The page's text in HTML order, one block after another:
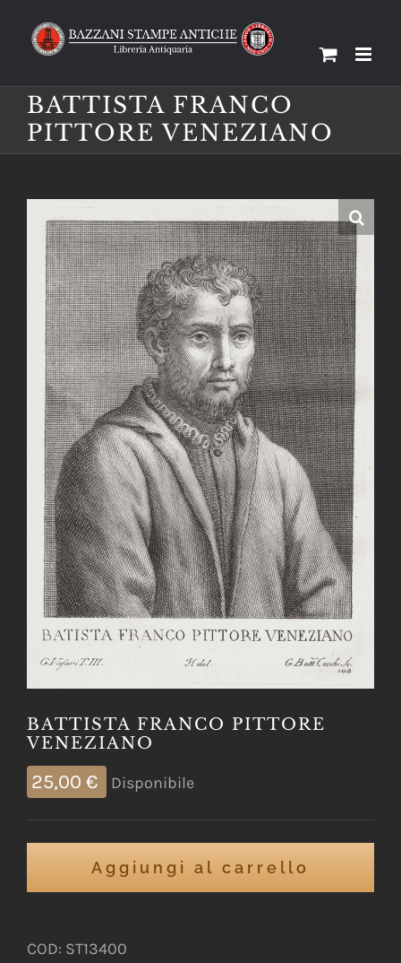
BATTISTA FRANCO
PITTORE VENEZIANO
BATTISTA FRANCO PITTORE
VENEZIANO
25,00 € Disponibile
Aggiungi al carrello
COD: ST13400